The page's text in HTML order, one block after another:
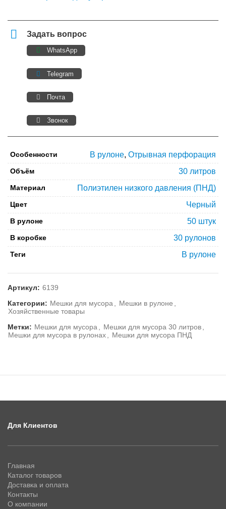
Задать вопрос
WhatsApp
Telegram
Почта
Звонок
Особенности В рулоне, Отрывная перфорация
Объём 30 литров
Материал Полиэтилен низкого давления (ПНД)
Цвет Черный
В рулоне 50 штук
В коробке 30 рулонов
Теги В рулоне
Артикул: 6139
Категории: Мешки для мусора, Мешки в рулоне ,
Хозяйственные товары
Метки: Мешки для мусора, Мешки для мусора 30 литров,
Мешки для мусора в рулонах, Мешки для мусора ПНД
Для Клиентов
Главная
Каталог товаров
Доставка и оплата
Контакты
О компании